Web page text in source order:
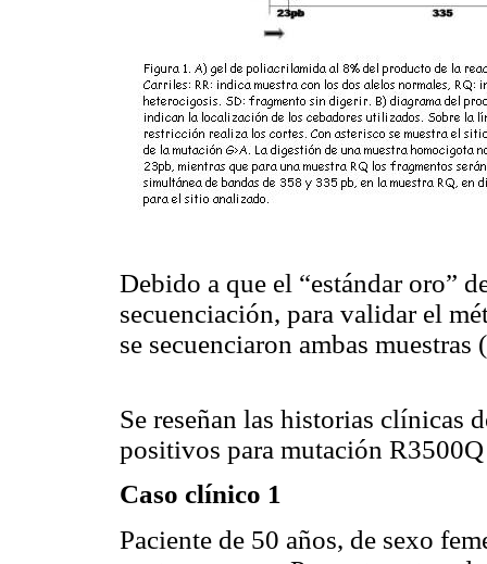
Debido a que el “estándar oro”
secuenciación, para validar el
se secuenciaron ambas muestras (
Se reseñan las historias clínicas
positivos para mutación
Caso clínico 1
Paciente de 50 años, de sexo